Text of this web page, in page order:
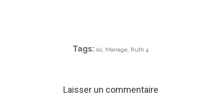
Tags: loi, Mariage, Ruth 4
Laisser un commentaire